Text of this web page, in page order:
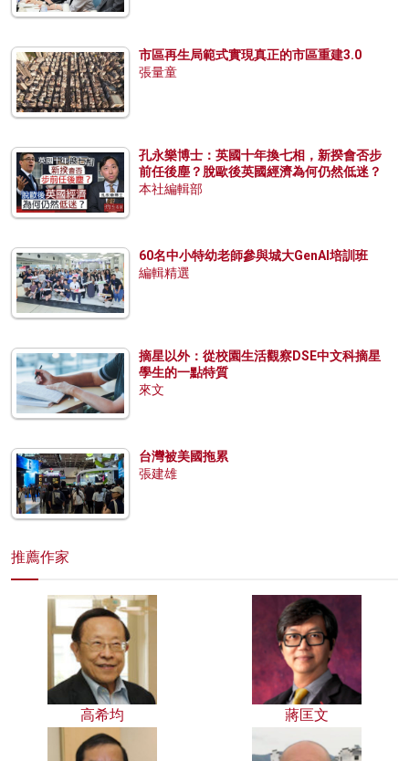
市區再生局範式實現真正的市區重建3.0
張量童
孔永樂博士：英國十年換七相，新揆會否步
前任後塵？脫歐後英國經濟為何仍然低迷？
本社編輯部
60名中小特幼老師參與城大GenAI培訓班
編輯精選
摘星以外：從校園生活觀察DSE中文科摘星
學生的一點特質
來文
台灣被美國拖累
張建雄
推薦作家
高希均 蔣匡文